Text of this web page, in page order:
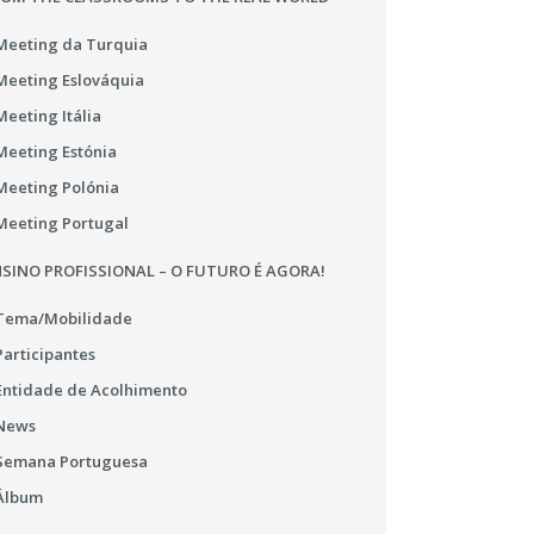
da Turquia
Eslováquia
Itália
Estónia
Polónia
Portugal
PROFISSIONAL – O FUTURO É AGORA!
Mobilidade
de Acolhimento
Portuguesa